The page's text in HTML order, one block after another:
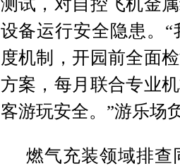
测试，对自控飞机金
设备运行安全隐患。
度机制，开园前全面
方案，每月联合专业
客游玩安全。”游乐场
燃气充装领域排查